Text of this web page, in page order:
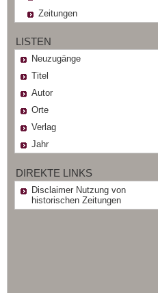
Zeitungen
LISTEN
Neuzugänge
Titel
Autor
Orte
Verlag
Jahr
DIREKTE LINKS
Disclaimer Nutzung von
historischen Zeitungen